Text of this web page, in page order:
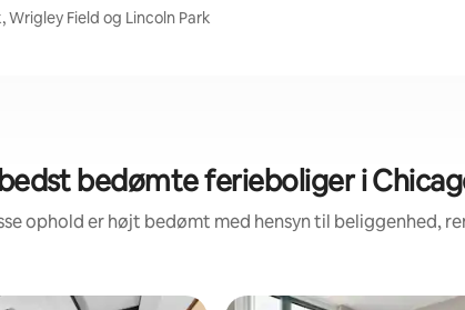
Field og Lincoln Park
bedømte ferieboliger i
ophold er højt bedømt med hensyn til beliggenhed,